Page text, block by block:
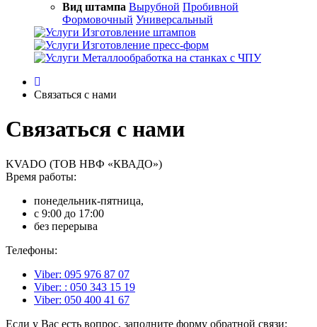
Вид штампа Вырубной Пробивной
Формовочный Универсальный
Изготовление штампов
Изготовление пресс-форм
Металлообработка на станках с ЧПУ
Связаться с нами
Связаться с нами
KVADO (ТОВ НВФ «КВАДО»)
Время работы:
понедельник-пятница,
с 9:00 до 17:00
без перерыва
Телефоны:
Viber: 095 976 87 07
Viber: : 050 343 15 19‬
Viber: 050 400 41 67
Если у Вас есть вопрос, заполните форму обратной связи: